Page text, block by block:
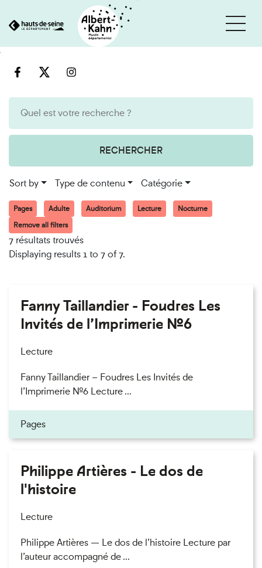
engine
RECHERCHER
Sort by Type de contenu Catégorie
Pages Adulte Auditorium Lecture
Nocturne
Remove all filters
7 résultats trouvés
Displaying results 1 to 7 of 7.
Fanny Taillandier - Foudres Les
Invités de l’Imprimerie n°6
Lecture
Fanny Taillandier – Foudres Les Invités de
l’Imprimerie n°6 Lecture ...
Pages
Philippe Artières - Le dos de
l'histoire
Lecture
Philippe Artières — Le dos de l’histoire Lecture par
l’auteur accompagné de ...
Cookies management panel